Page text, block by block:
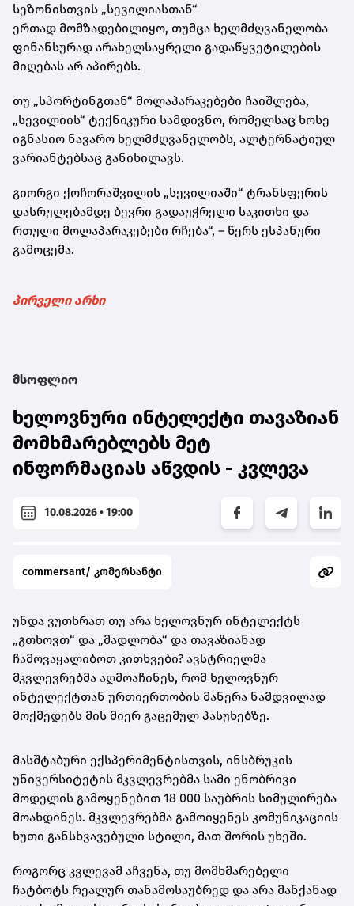
სეზონისთვის „სევილიასთან“
ერთად მომზადებილიყო, თუმცა ხელმძღვანელობა
ფინანსურად არახელსაყრელი გადაწყვეტილების
მიღებას არ აპირებს.
თუ „სპორტინგთან“ მოლაპარაკებები ჩაიშლება,
„სევილიის“ ტექნიკური სამდივნო, რომელსაც ხოსე
იგნასიო ნავარო ხელმძღვანელობს, ალტერნატიულ
ვარიანტებსაც განიხილავს.
გიორგი ქოჩორაშვილის „სევილიაში“ ტრანსფერის
დასრულებამდე ბევრი გადაუჭრელი საკითხი და
რთული მოლაპარაკებები რჩება“, – წერს ესპანური
გამოცემა.
პირველი არხი
მსოფლიო
ხელოვნური ინტელექტი თავაზიან
მომხმარებლებს მეტ
ინფორმაციას აწვდის - კვლევა
10.08.2026 • 19:00
commersant/ კომერსანტი
უნდა ვუთხრათ თუ არა ხელოვნურ ინტელექტს
„გთხოვთ“ და „მადლობა“ და თავაზიანად
ჩამოვაყალიბოთ კითხვები? ავსტრიელმა
მკვლევრებმა აღმოაჩინეს, რომ ხელოვნურ
ინტელექტთან ურთიერთობის მანერა ნამდვილად
მოქმედებს მის მიერ გაცემულ პასუხებზე.
მასშტაბური ექსპერიმენტისთვის, ინსბრუკის
უნივერსიტეტის მკვლევრებმა სამი ენობრივი
მოდელის გამოყენებით 18 000 საუბრის სიმულირება
მოახდინეს. მკვლევრებმა გამოიყენეს კომუნიკაციის
ხუთი განსხვავებული სტილი, მათ შორის უხეში.
როგორც კვლევამ აჩვენა, თუ მომხმარებელი
ჩატბოტს რეალურ თანამოსაუბრედ და არა მანქანად